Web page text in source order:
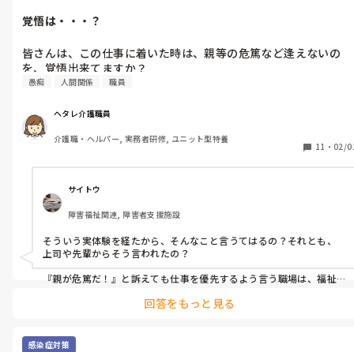
覚悟は・・・？
皆さんは、この仕事に着いた時は、親等の危篤など逢えないの
を、覚悟出来てますか？
愚痴 人間関係 職員
ヘタレ介護職員
介護職・ヘルパー, 実務者研修, ユニット型特養
11 ・ 02/
サイトウ
障害福祉関連, 障害者支援施設
そういう実体験を経たから、そんなこと言うてはるの？それとも、
上司や先輩からそう言われたの？
『親が危篤だ！』と訴えても仕事を優先するよう言う職場は、福祉
そんな無慈悲な要求をされたとしても、応じるか拒否するかは、自
回答をもっと見る
感染症対策